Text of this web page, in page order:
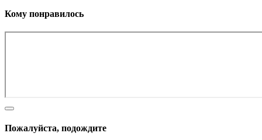
Кому понравилось
Пожалуйста, подождите